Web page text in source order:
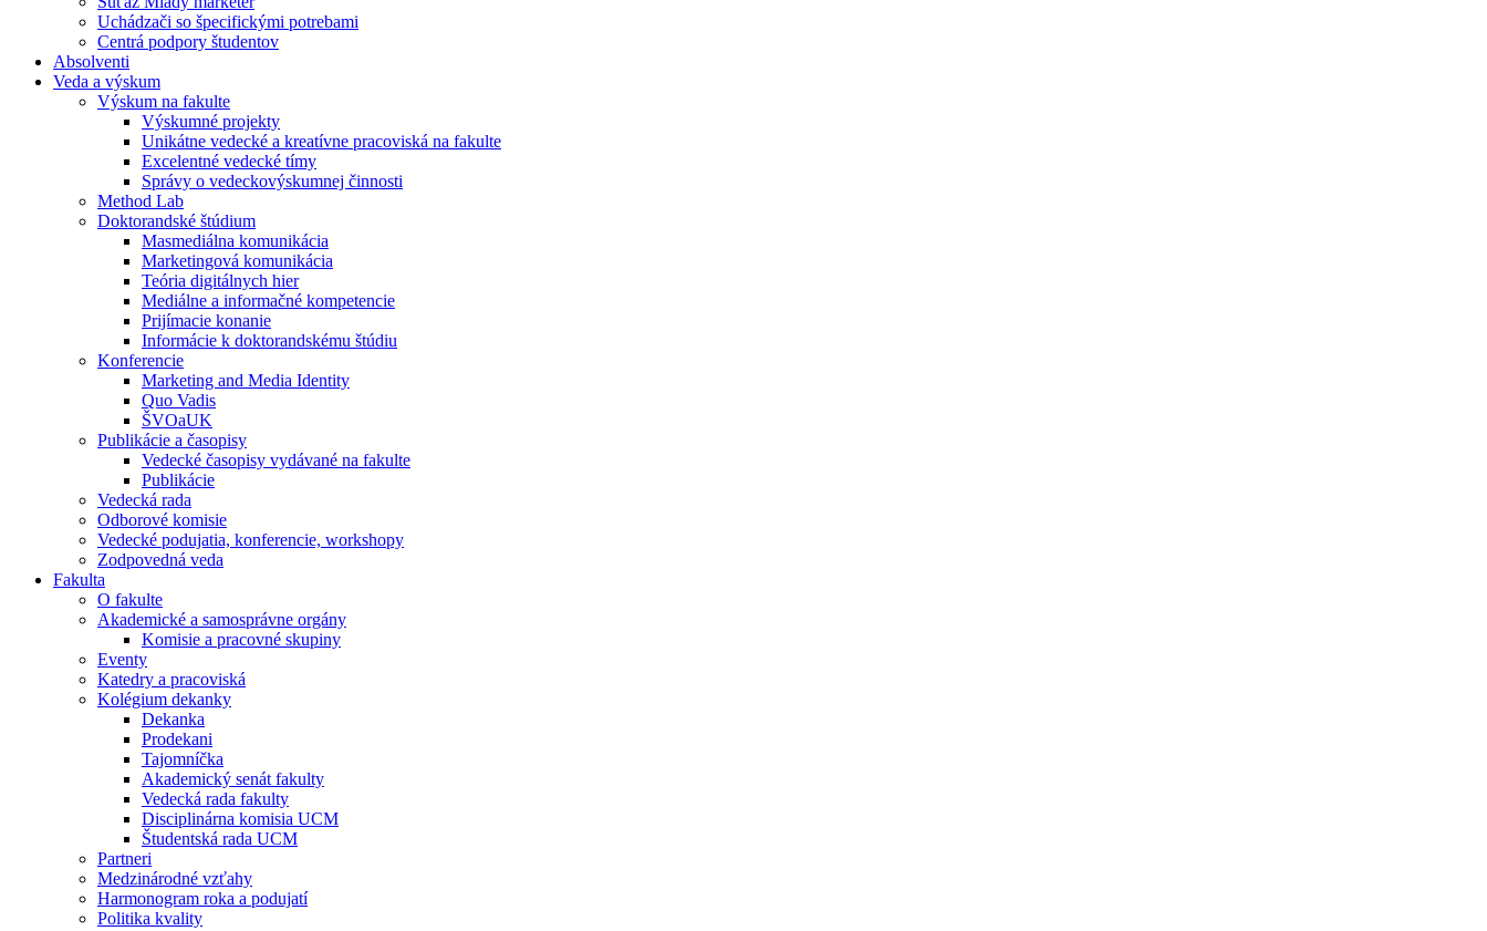
Uchádzači so špecifickými potrebami
Centrá podpory študentov
Absolventi
Veda a výskum
Výskum na fakulte
Výskumné projekty
Unikátne vedecké a kreatívne pracoviská na fakulte
Excelentné vedecké tímy
Správy o vedeckovýskumnej činnosti
Method Lab
Doktorandské štúdium
Masmediálna komunikácia
Marketingová komunikácia
Teória digitálnych hier
Mediálne a informačné kompetencie
Prijímacie konanie
Informácie k doktorandskému štúdiu
Konferencie
Marketing and Media Identity
Quo Vadis
ŠVOaUK
Publikácie a časopisy
Vedecké časopisy vydávané na fakulte
Publikácie
Vedecká rada
Odborové komisie
Vedecké podujatia, konferencie, workshopy
Zodpovedná veda
Fakulta
O fakulte
Akademické a samosprávne orgány
Komisie a pracovné skupiny
Eventy
Katedry a pracoviská
Kolégium dekanky
Dekanka
Prodekani
Tajomníčka
Akademický senát fakulty
Vedecká rada fakulty
Disciplinárna komisia UCM
Študentská rada UCM
Partneri
Medzinárodné vzťahy
Harmonogram roka a podujatí
Politika kvality